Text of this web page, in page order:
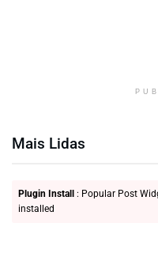
Mais Lidas
Plugin Install
: Popular Post
installed